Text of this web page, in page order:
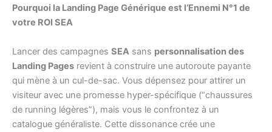
Pourquoi la Landing Page Générique est l’Ennemi N°1 de
votre ROI SEA
Lancer des campagnes SEA sans personnalisation des
Landing Pages revient à construire une autoroute payante
qui mène à un cul-de-sac. Vous dépensez pour attirer un
visiteur avec une promesse hyper-spécifique (“chaussures
de running légères”), mais vous le confrontez à un
catalogue généraliste. Cette dissonance crée une